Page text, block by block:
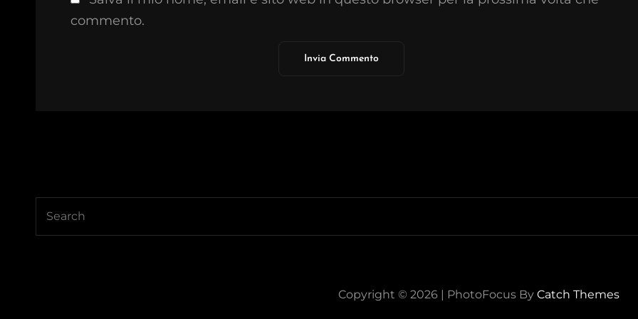
commento.
Copyright © 2026 | PhotoFocus By Catch Themes